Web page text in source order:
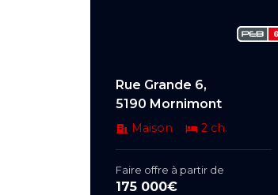
Rue Grande 6,
5190 Mornimont
Maison 2 ch.
Faire offre à partir de
175 000€